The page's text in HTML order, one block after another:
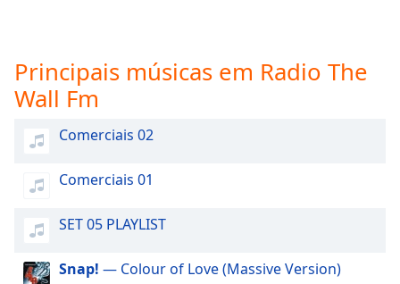
window.
Beginning
dialog
Escape
cancel
close
Principais músicas em Radio The
Wall Fm
Comerciais 02
Comerciais 01
SET 05 PLAYLIST
Snap! — Colour of Love (Massive Version)